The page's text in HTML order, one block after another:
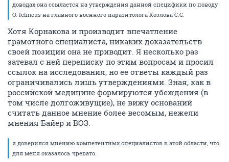
доводах она ссылается на утверждения данной специфики по поводу
O. felineus на главного военного паразитолога Козлова С.С.
Хотя Корнакова и производит впечатление
грамотного специалиста, никаких доказательств
своей позиции она не приводит. Я несколько раз
затевал с ней переписку по этим вопросам и просил
ссылок на исследования, но ее ответы каждый раз
ограничивались лишь утверждениями. Зная, как в
российской медицине формируются убеждения (в
том числе долгоживущие), не вижу оснований
считать данное мнение более весомым, нежели
мнения Байер и ВОЗ.
я доверился мнению компетентных специалистов в этой области, что
для меня оказалось чревато.